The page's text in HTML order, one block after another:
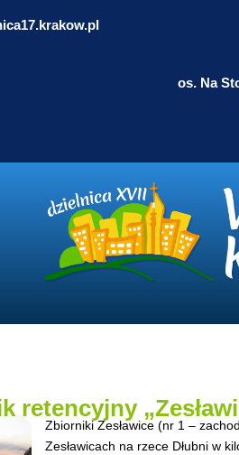
os. Na
retencyjny
Zbiorniki Zesławice (nr 1 –
Zesławicach na rzece Dłubni w